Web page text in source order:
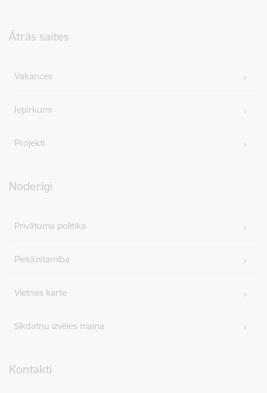
Ātrās saites
Vakances
Iepirkumi
Projekti
Noderīgi
Privātuma politika
Piekļūstamība
Vietnes karte
Sīkdatņu izvēles maiņa
Kontakti